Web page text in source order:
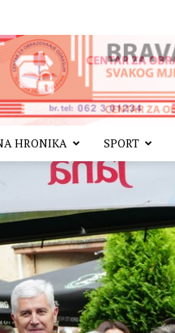
HRONIKA SPORT